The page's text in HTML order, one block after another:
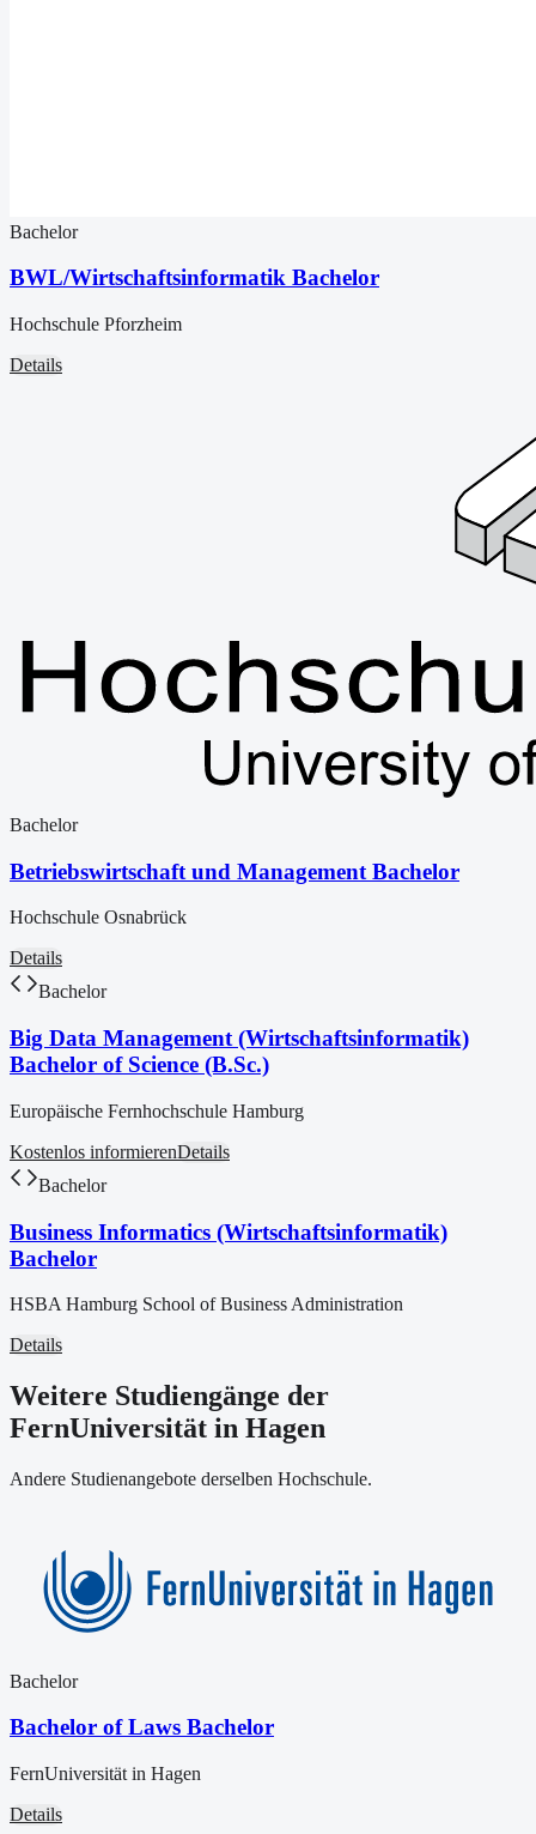
Bachelor
BWL/Wirtschaftsinformatik Bachelor
Hochschule Pforzheim
Details
Bachelor
Betriebswirtschaft und Management Bachelor
Hochschule Osnabrück
Details
Bachelor
Big Data Management (Wirtschaftsinformatik)
Bachelor of Science (B.Sc.)
Europäische Fernhochschule Hamburg
Kostenlos informierenDetails
Bachelor
Business Informatics (Wirtschaftsinformatik)
Bachelor
HSBA Hamburg School of Business Administration
Details
Weitere Studiengänge der
FernUniversität in Hagen
Andere Studienangebote derselben Hochschule.
Bachelor
Bachelor of Laws Bachelor
FernUniversität in Hagen
Details